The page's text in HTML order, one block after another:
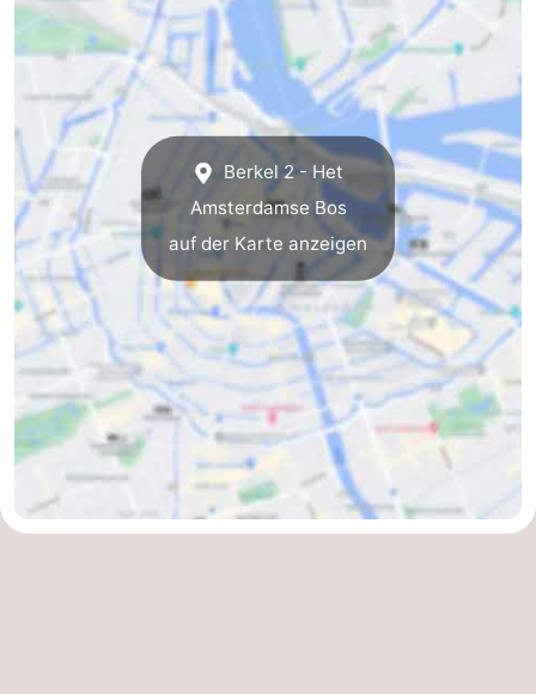
Berkel 2 - Het
Amsterdamse Bos
auf der Karte anzeigen